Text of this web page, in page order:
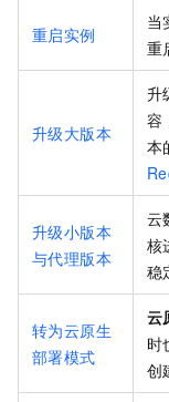
重启实例
当
重
升级大版本
升
容
本
升级小版本
与代理版本
云
核
稳
转为云原生
部署模式
云
时
创